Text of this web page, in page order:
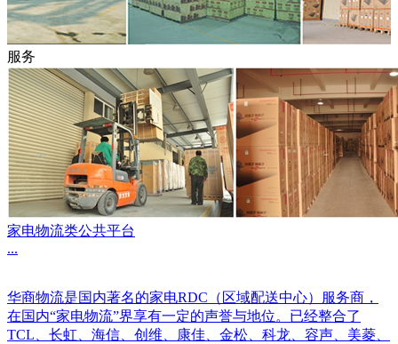
服务
家电物流类公共平台
...
华商物流是国内著名的家电RDC（区域配送中心）服务商，
在国内“家电物流”界享有一定的声誉与地位。已经整合了
TCL、长虹、海信、创维、康佳、金松、科龙、容声、美菱、